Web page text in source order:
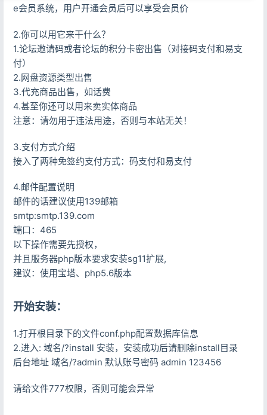
e会员系统，用户开通会员后可以享受会员价
2.你可以用它来干什么？
1.论坛邀请码或者论坛的积分卡密出售（对接码支付和易支
付）
2.网盘资源类型出售
3.代充商品出售，如话费
4.甚至你还可以用来卖实体商品
注意：请勿用于违法用途，否则与本站无关！
3.支付方式介绍
接入了两种免签约支付方式：码支付和易支付
4.邮件配置说明
邮件的话建议使用139邮箱
smtp:smtp.139.com
端口：465
以下操作需要先授权，
并且服务器php版本要求安装sg11扩展,
建议：使用宝塔、php5.6版本
开始安装：
1.打开根目录下的文件conf.php配置数据库信息
2.进入: 域名/?install 安装，安装成功后请删除install目录
后台地址 域名/?admin 默认账号密码 admin 123456
请给文件777权限，否则可能会异常